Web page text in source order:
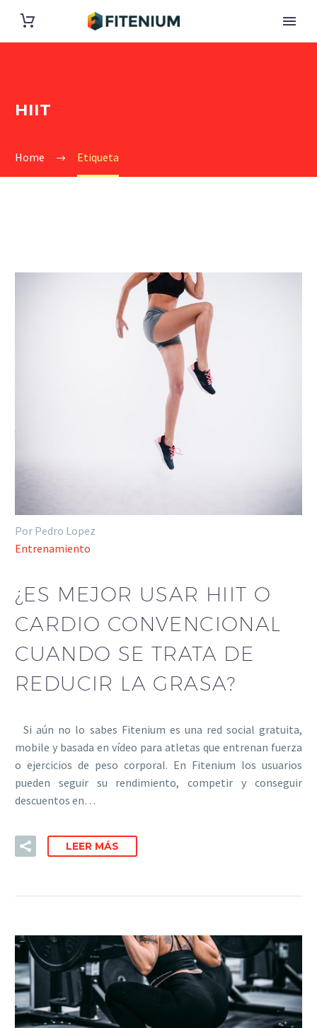
HIIT
Home Etiqueta
Por Pedro Lopez
Entrenamiento
¿ES MEJOR USAR HIIT O
CARDIO CONVENCIONAL
CUANDO SE TRATA DE
REDUCIR LA GRASA?
Si aún no lo sabes Fitenium es una red social gratuita,
mobile y basada en vídeo para atletas que entrenan fuerza
o ejercicios de peso corporal. En Fitenium los usuarios
pueden seguir su rendimiento, competir y conseguir
descuentos en…
LEER MÁS